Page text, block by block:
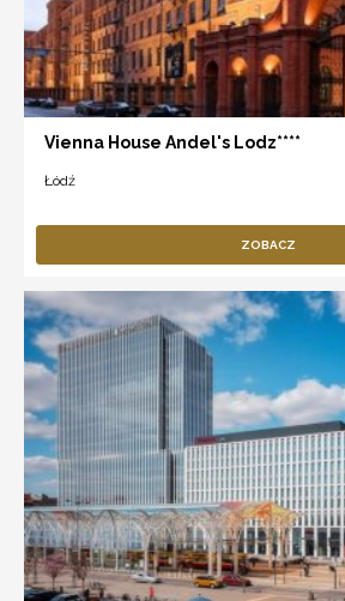
Vienna House Andel's Lodz****
Łódź
ZOBACZ